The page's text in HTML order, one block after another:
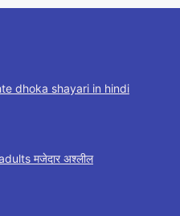
dhoka shayari in hindi
मजेदार अश्लील